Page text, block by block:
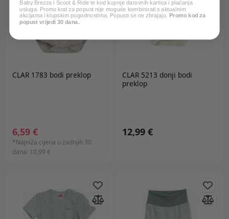
CLAR 1783 bodi preklop
6,59 €
*Najniža cijena u zadnjih 30
dana: 10,99 €
CLAR 5213 donji bodi
preklop
12,99 €
Baby Brezza i Scoot & Ride te kod kupnje darovnih kartica i plaćanja
usluga. Promo kod za popust nije moguće kombinirati s aktualnim
akcijama i klupskim pogodnostima. Popusti se ne zbrajaju. Promo kod za
popust vrijedi 30 dana.